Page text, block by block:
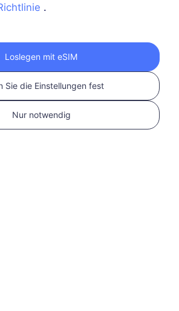
Sie sich Ihre
eSIM in 3
Schritten
.
Loslegen mit eSIM
Sie die Einstellungen fest
Nur notwendig